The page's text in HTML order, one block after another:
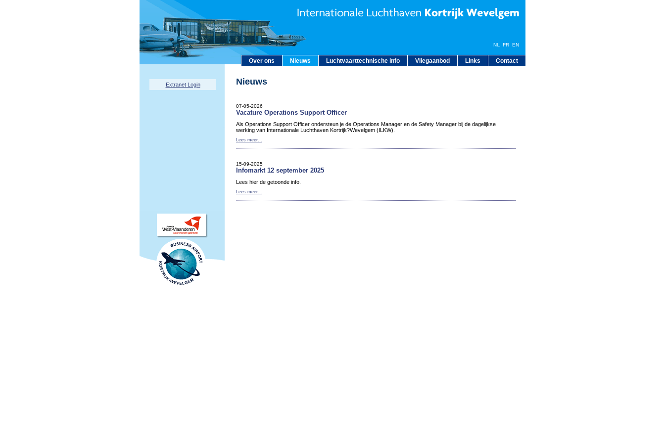
Over ons Nieuws Luchtvaarttechnische info Vliegaanbod Links Contact
NL FR EN
Extranet Login Nieuws
07-05-2026
Vacature Operations Support Officer
Als Operations Support Officer ondersteun je de Operations Manager en de Safety Manager bij de dagelijkse
werking van Internationale Luchthaven Kortrijk?Wevelgem (ILKW).
Lees meer...
15-09-2025
Infomarkt 12 september 2025
Lees hier de getoonde info.
Lees meer...